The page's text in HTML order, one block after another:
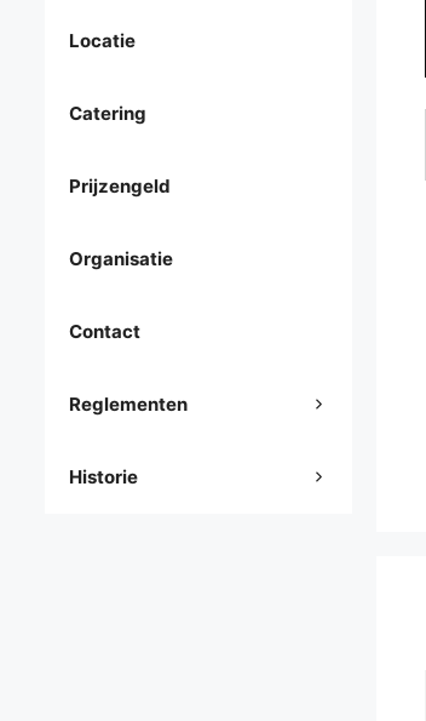
Locatie
Catering
Prijzengeld
Organisatie
Contact
Reglementen
Historie